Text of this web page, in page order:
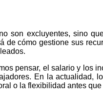
son excluyentes, sino
de cómo gestione sus
pensar, el salario y los
En la actualidad,
o la flexibilidad antes